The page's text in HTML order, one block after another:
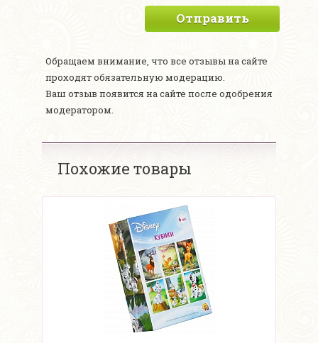
Отправить
Обращаем внимание, что все отзывы на сайте
проходят обязательную модерацию.
Ваш отзыв появится на сайте после одобрения
модератором.
Похожие товары